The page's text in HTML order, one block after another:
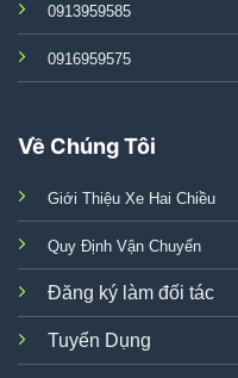
0913959585
0916959575
Về Chúng Tôi
Giới Thiệu Xe Hai Chiều
Quy Định Vận Chuyển
Đăng ký làm đối tác
Tuyển Dụng